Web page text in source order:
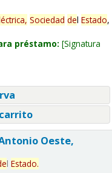
Sociedad del Estado,
préstamo: Signatura
Oeste,
l Estado.